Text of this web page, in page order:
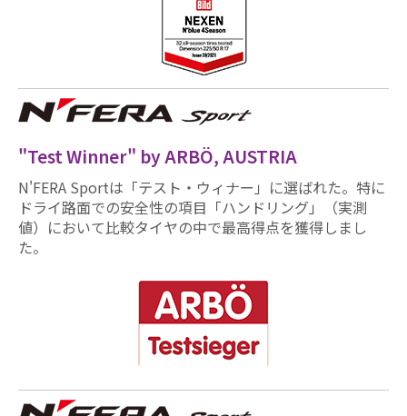
"Test Winner" by ARBÖ, AUSTRIA
N'FERA Sportは「テスト・ウィナー」に選ばれた。特に
ドライ路面での安全性の項目「ハンドリング」（実測
値）において比較タイヤの中で最高得点を獲得しまし
た。